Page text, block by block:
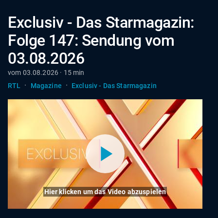
Exclusiv - Das Starmagazin:
Folge 147: Sendung vom
03.08.2026
vom 03.08.2026 · 15 min
RTL
· Magazine · Exclusiv - Das Starmagazin
Hier klicken um das Video abzuspielen